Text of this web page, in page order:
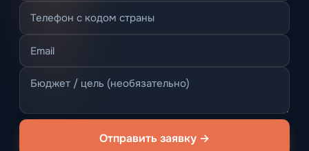
Отправить заявку →